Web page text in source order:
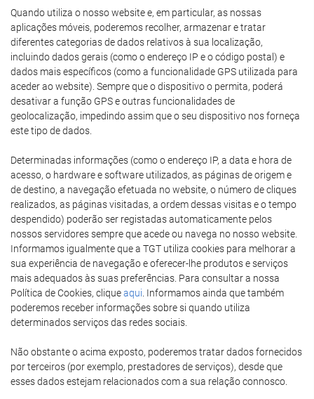
Quando utiliza o nosso website e, em particular, as nossas
aplicações móveis, poderemos recolher, armazenar e tratar
diferentes categorias de dados relativos à sua localização,
incluindo dados gerais (como o endereço IP e o código postal) e
dados mais específicos (como a funcionalidade GPS utilizada para
aceder ao website). Sempre que o dispositivo o permita, poderá
desativar a função GPS e outras funcionalidades de
geolocalização, impedindo assim que o seu dispositivo nos forneça
este tipo de dados.
Determinadas informações (como o endereço IP, a data e hora de
acesso, o hardware e software utilizados, as páginas de origem e
de destino, a navegação efetuada no website, o número de cliques
realizados, as páginas visitadas, a ordem dessas visitas e o tempo
despendido) poderão ser registadas automaticamente pelos
nossos servidores sempre que acede ou navega no nosso website.
Informamos igualmente que a TGT utiliza cookies para melhorar a
sua experiência de navegação e oferecer-lhe produtos e serviços
mais adequados às suas preferências. Para consultar a nossa
Política de Cookies, cliqueaqui . Informamos ainda que também
poderemos receber informações sobre si quando utiliza
determinados serviços das redes sociais.
Não obstante o acima exposto, poderemos tratar dados fornecidos
por terceiros (por exemplo, prestadores de serviços), desde que
esses dados estejam relacionados com a sua relação connosco.